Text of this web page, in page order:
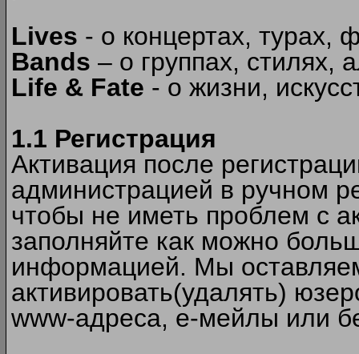
Lives - о концертах, турах,
Bands – о группах, стилях,
Life & Fate - о жизни,
1.1 Регистрация
Активация после
администрацией в ручном
чтобы не иметь проблем с
заполняйте как можно
информацией. Мы
активировать(удалять)
www-адреса, е-мейлы или